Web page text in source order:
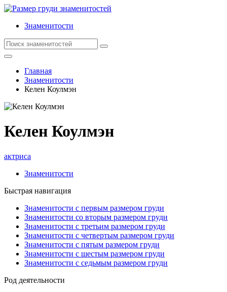
Знаменитости
Главная
Знаменитости
Келен Коулмэн
Келен Коулмэн
актриса
Знаменитости
Быстрая навигация
Знаменитости с первым размером груди
Знаменитости со вторым размером груди
Знаменитости с третьим размером груди
Знаменитости с четвертым размером груди
Знаменитости с пятым размером груди
Знаменитости с шестым размером груди
Знаменитости с седьмым размером груди
Род деятельности